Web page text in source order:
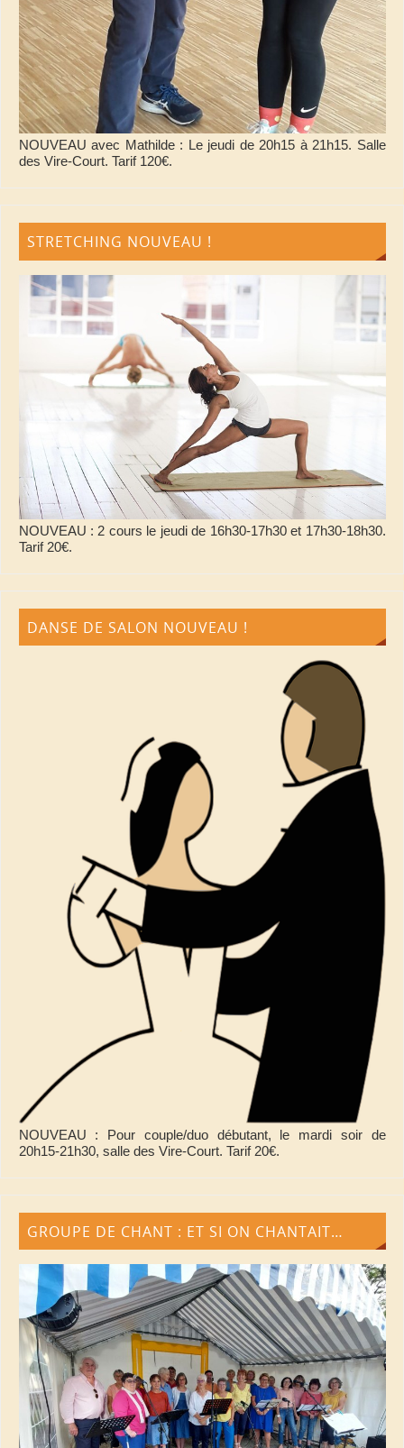
NOUVEAU avec Mathilde : Le jeudi de 20h15 à 21h15. Salle
des Vire-Court. Tarif 120€.
STRETCHING NOUVEAU !
NOUVEAU : 2 cours le jeudi de 16h30-17h30 et 17h30-18h30.
Tarif 20€.
DANSE DE SALON NOUVEAU !
NOUVEAU : Pour couple/duo débutant, le mardi soir de
20h15-21h30, salle des Vire-Court. Tarif 20€.
GROUPE DE CHANT : ET SI ON CHANTAIT…